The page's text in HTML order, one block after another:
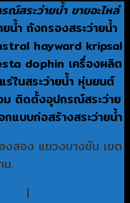
ณ์สระว่ายน้ำ ขายอะไหล่
ยน้ำ ถังกรองสระว่ายน้ำ
hayward kripsal
dophin เครื่องผลิต
ในสระว่ายน้ำ หุ่นยนต์
ม ติดตั้งอุปกรณ์สระว่าย
แบบก่อสร้างสระว่ายน้ำ
สอง แขวงบางชัน เขต
ม.
|